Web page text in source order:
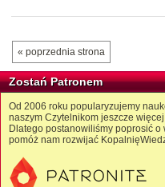
« poprzednia strona
Zostań Patronem
Od 2006 roku popularyzujemy
naszym Czytelnikom jeszcze
Dlatego postanowiliśmy poprosić
pomóż nam rozwijać